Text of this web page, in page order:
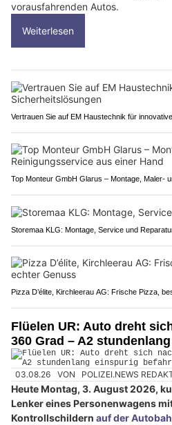
vorausfahrenden Autos.
Weiterlesen
Vertrauen Sie auf EM Haustechnik für
Top Monteur GmbH Glarus – Montage, Maler-
Storemaa KLG: Montage, Service und
Pizza D’élite, Kirchleerau AG: Frische Pizza,
Flüelen UR: Auto dreht
360 Grad – A2
03.08.26 VON POLIZEI.NEWS
Heute Montag, 3. August 2026,
Lenker eines Personenwagens
Kontrollschildern auf der